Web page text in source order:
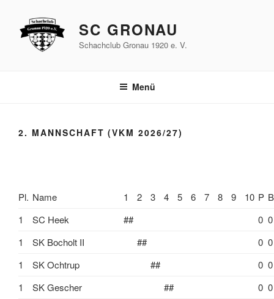
springen
SC GRONAU
Schachclub Gronau 1920 e. V.
Menü
2. MANNSCHAFT (VKM 2026/27)
Pl. Name 1 2 3 4 5 6 7 8 9 10 P
1
SC Heek ## 0 0
1
SK Bocholt II ## 0 0
1
SK Ochtrup ## 0 0
1
SK Gescher ## 0 0